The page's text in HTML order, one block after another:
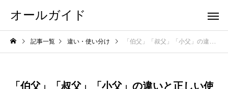
オールガイド
記事一覧 違い・使い分け 「伯父」「叔父」「小父」の違いと正しい使い分け
「伯父」「叔父」「小父」の違いと正しい使